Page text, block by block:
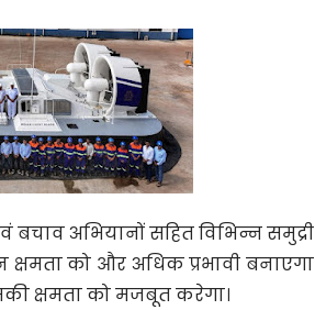
बचाव अभियानों सहित विभिन्न समुद्री
क्षमता को और अधिक प्रभावी बनाएगा
क्षमता को मजबूत करेगा।